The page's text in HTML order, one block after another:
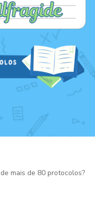
mais de 80 protocolos?